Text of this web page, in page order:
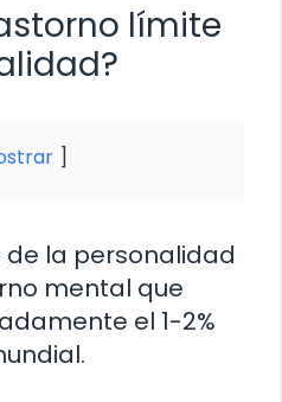
límite
la personalidad
mental que
el 1-2%